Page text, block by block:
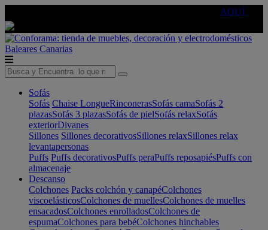
AQUÍ
Baleares Canarias
Sofás
Sofás Chaise LongueRinconerasSofás camaSofás 2
plazasSofás 3 plazasSofás de pielSofás relaxSofás
exteriorDivanes
Sillones Sillones decorativosSillones relaxSillones relax
levantapersonas
Puffs Puffs decorativosPuffs peraPuffs reposapiésPuffs con
almacenaje
Descanso
Colchones Packs colchón y canapéColchones
viscoelásticosColchones de muellesColchones de muelles
ensacadosColchones enrolladosColchones de
espumaColchones para bebéColchones hinchables